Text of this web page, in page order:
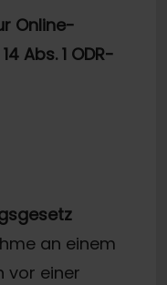
Online-
Abs. 1 ODR-
an einem
vor einer